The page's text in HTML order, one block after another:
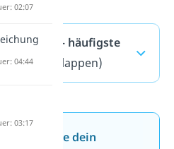
— häufigste
(ausklappen)
neu: Teste dein
02:07
04:44
03:17